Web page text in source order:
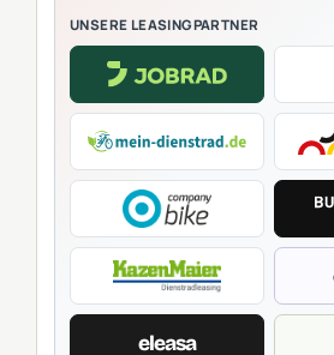
UNSERE LEASINGPARTNER
eleasa